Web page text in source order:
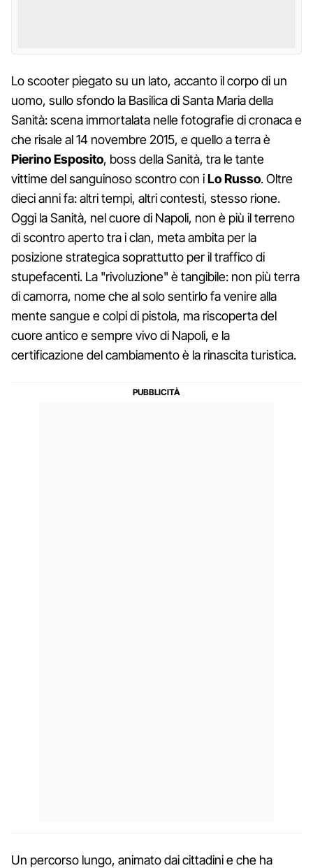
Lo scooter piegato su un lato, accanto il corpo di un
uomo, sullo sfondo la Basilica di Santa Maria della
Sanità: scena immortalata nelle fotografie di cronaca e
che risale al 14 novembre 2015, e quello a terra è
Pierino Esposito, boss della Sanità, tra le tante
vittime del sanguinoso scontro con iLo Russo. Oltre
dieci anni fa: altri tempi, altri contesti, stesso rione.
Oggi la Sanità, nel cuore di Napoli, non è più il terreno
di scontro aperto tra i clan, meta ambita per la
posizione strategica soprattutto per il traffico di
stupefacenti. La "rivoluzione" è tangibile: non più terra
di camorra, nome che al solo sentirlo fa venire alla
mente sangue e colpi di pistola, ma riscoperta del
cuore antico e sempre vivo di Napoli, e la
certificazione del cambiamento è la rinascita turistica.
Un percorso lungo, animato dai cittadini e che ha